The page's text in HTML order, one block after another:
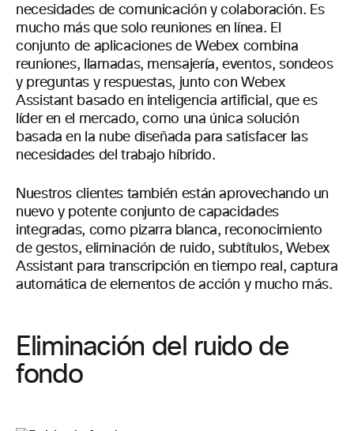
necesidades de comunicación y colaboración. Es
mucho más que solo reuniones en línea. El
conjunto de aplicaciones de Webex combina
reuniones, llamadas, mensajería, eventos, sondeos
y preguntas y respuestas, junto con Webex
Assistant basado en inteligencia artificial, que es
líder en el mercado, como una única solución
basada en la nube diseñada para satisfacer las
necesidades del trabajo híbrido.
Nuestros clientes también están aprovechando un
nuevo y potente conjunto de capacidades
integradas, como pizarra blanca, reconocimiento
de gestos, eliminación de ruido, subtítulos, Webex
Assistant para transcripción en tiempo real, captura
automática de elementos de acción y mucho más.
Eliminación del ruido de
fondo